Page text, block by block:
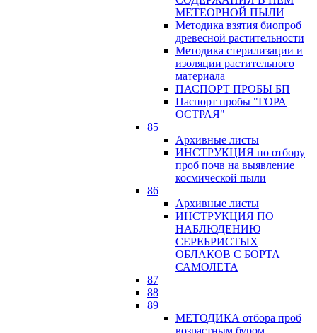
МЕТЕОРНОЙ ПЫЛИ
Методика взятия биопроб
древесной растительности
Методика стерилизации и
изоляции растительного
материала
ПАСПОРТ ПРОБЫ БП
Паспорт пробы "ГОРА
ОСТРАЯ"
85
Архивные листы
ИНСТРУКЦИЯ по отбору
проб почв на выявление
космической пыли
86
Архивные листы
ИНСТРУКЦИЯ ПО
НАБЛЮДЕНИЮ
СЕРЕБРИСТЫХ
ОБЛАКОВ С БОРТА
САМОЛЕТА
87
88
89
МЕТОДИКА отбора проб
возрастным буром ...